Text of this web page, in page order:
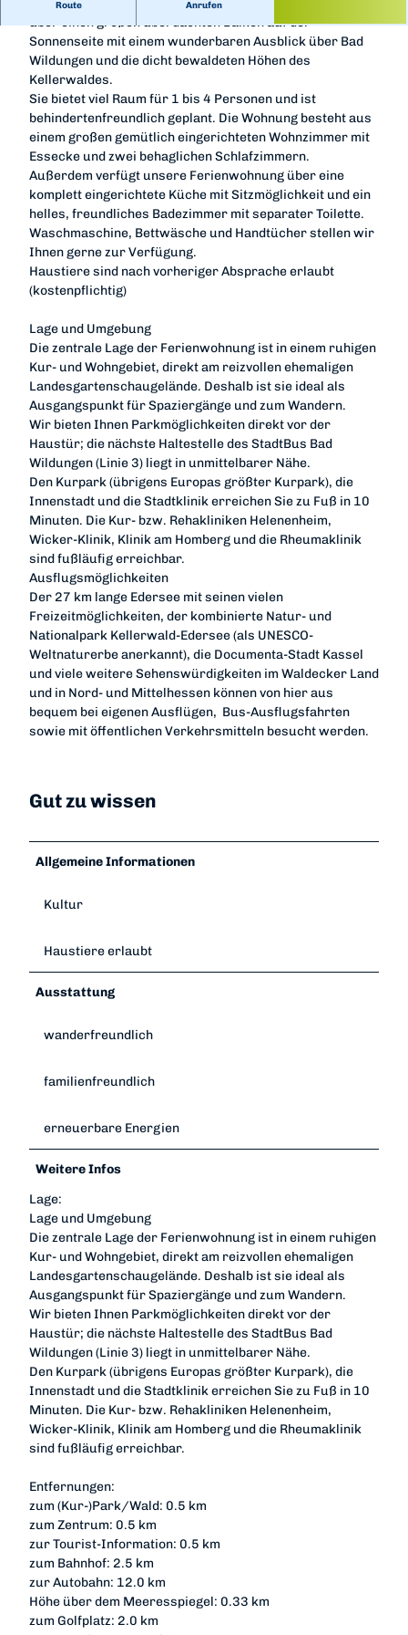
Route Anrufen
Unsere schöne Ferienwohnung ist ca. 90 m² groß, verfügt
über einen großen überdachten Balkon auf der
Sonnenseite mit einem wunderbaren Ausblick über Bad
Wildungen und die dicht bewaldeten Höhen des
Kellerwaldes.
Sie bietet viel Raum für 1 bis 4 Personen und ist
behindertenfreundlich geplant. Die Wohnung besteht aus
einem großen gemütlich eingerichteten Wohnzimmer mit
Essecke und zwei behaglichen Schlafzimmern.
Außerdem verfügt unsere Ferienwohnung über eine
komplett eingerichtete Küche mit Sitzmöglichkeit und ein
helles, freundliches Badezimmer mit separater Toilette.
Waschmaschine, Bettwäsche und Handtücher stellen wir
Ihnen gerne zur Verfügung.
Haustiere sind nach vorheriger Absprache erlaubt
(kostenpflichtig)
Lage und Umgebung
Die zentrale Lage der Ferienwohnung ist in einem ruhigen
Kur- und Wohngebiet, direkt am reizvollen ehemaligen
Landesgartenschaugelände. Deshalb ist sie ideal als
Ausgangspunkt für Spaziergänge und zum Wandern.
Wir bieten Ihnen Parkmöglichkeiten direkt vor der
Haustür; die nächste Haltestelle des StadtBus Bad
Wildungen (Linie 3) liegt in unmittelbarer Nähe.
Den Kurpark (übrigens Europas größter Kurpark), die
Innenstadt und die Stadtklinik erreichen Sie zu Fuß in 10
Minuten. Die Kur- bzw. Rehakliniken Helenenheim,
Wicker-Klinik, Klinik am Homberg und die Rheumaklinik
sind fußläufig erreichbar.
Ausflugsmöglichkeiten
Der 27 km lange Edersee mit seinen vielen
Freizeitmöglichkeiten, der kombinierte Natur- und
Nationalpark Kellerwald-Edersee (als UNESCO-
Weltnaturerbe anerkannt), die Documenta-Stadt Kassel
und viele weitere Sehenswürdigkeiten im Waldecker Land
und in Nord- und Mittelhessen können von hier aus
bequem bei eigenen Ausflügen, Bus-Ausflugsfahrten
sowie mit öffentlichen Verkehrsmitteln besucht werden.
Gut zu wissen
Allgemeine Informationen
Kultur
Haustiere erlaubt
Ausstattung
wanderfreundlich
familienfreundlich
erneuerbare Energien
Weitere Infos
Lage:
Lage und Umgebung
Die zentrale Lage der Ferienwohnung ist in einem ruhigen
Kur- und Wohngebiet, direkt am reizvollen ehemaligen
Landesgartenschaugelände. Deshalb ist sie ideal als
Ausgangspunkt für Spaziergänge und zum Wandern.
Wir bieten Ihnen Parkmöglichkeiten direkt vor der
Haustür; die nächste Haltestelle des StadtBus Bad
Wildungen (Linie 3) liegt in unmittelbarer Nähe.
Den Kurpark (übrigens Europas größter Kurpark), die
Innenstadt und die Stadtklinik erreichen Sie zu Fuß in 10
Minuten. Die Kur- bzw. Rehakliniken Helenenheim,
Wicker-Klinik, Klinik am Homberg und die Rheumaklinik
sind fußläufig erreichbar.
Entfernungen:
zum (Kur-)Park/Wald: 0.5 km
zum Zentrum: 0.5 km
zur Tourist-Information: 0.5 km
zum Bahnhof: 2.5 km
zur Autobahn: 12.0 km
Höhe über dem Meeresspiegel: 0.33 km
zum Golfplatz: 2.0 km